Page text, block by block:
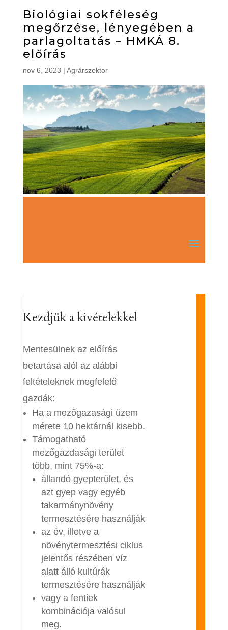
Biológiai sokféleség
megőrzése, lényegében a
parlagoltatás – HMKÁ 8.
előírás
nov 6, 2023 | Agrárszektor
Kezdjük a kivételekkel
Mentesülnek az előírás
betartása alól az alábbi
feltételeknek megfelelő
gazdák:
Ha a mezőgazasági üzem
mérete 10 hektárnál kisebb.
Támogatható
mezőgazdasági terület
több, mint 75%-a:
állandó gyepterület, és
azt gyep vagy egyéb
takarmánynövény
termesztésére használják
az év, illetve a
növénytermesztési ciklus
jelentős részében víz
alatt álló kultúrák
termesztésére használják
vagy a fentiek
kombinációja valósul
meg.